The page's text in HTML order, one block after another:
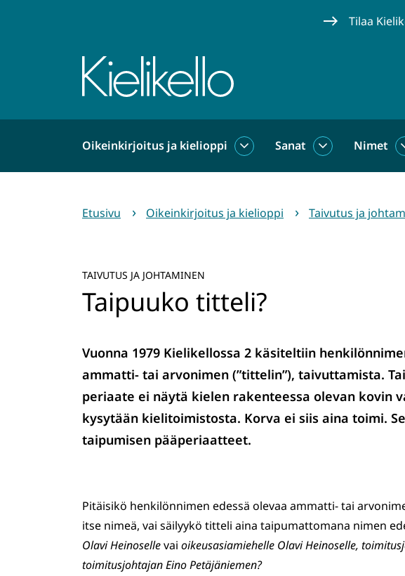
Tilaa
Etusivu
Oikeinkirjoitus ja kielioppi
Oikeinkirjoitus
Sanat
Sanat
Nimet
Etusivu
Oikeinkirjoitus ja kielioppi Taivutus ja
TAIVUTUS JA JOHTAMINEN
Taipuuko titteli?
Vuonna 1979 Kielikellossa 2 käsiteltiin
ammatti- tai arvonimen (”tittelin”), taivuttamista.
periaate ei näytä kielen rakenteessa olevan kovin
kysytään kielitoimistosta. Korva ei siis aina toimi.
taipumisen pääperiaatteet.
Pitäisikö henkilönnimen edessä olevaa ammatti- tai
itse nimeä, vai säilyykö titteli aina taipumattomana nimen
Olavi Heinosellevai oikeusasiamiehelle Olavi Heinoselle,
toimitusjohtajan Eino Petäjäniemen?